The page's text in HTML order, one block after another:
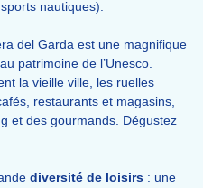
nautiques).
del Garda est une magnifique
patrimoine de l’Unesco.
la vieille ville, les ruelles
restaurants et magasins,
et des gourmands. Dégustez
diversité de loisirs : une